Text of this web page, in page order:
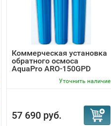
Коммерческая установка
обратного осмоса
AquaPro ARO-150GPD
Уточнить наличие
57 690 руб.